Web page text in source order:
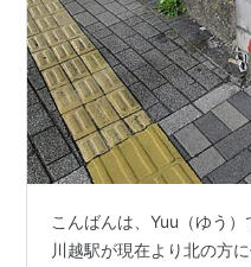
こんばんは、Yuu（ゆう
川越駅が現在より北の方